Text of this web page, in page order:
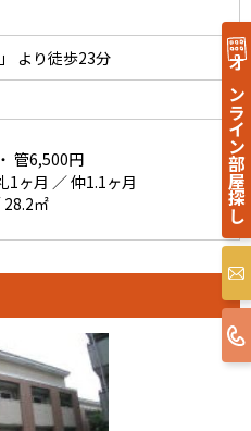
より徒歩23分
・ 管6,500円
1ヶ月 ／ 仲1.1ヶ月
28.2㎡
オンライン部屋探し